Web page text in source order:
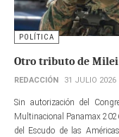
POLÍTICA
Otro tributo de
REDACCIÓN 31 JULIO 2026
Sin autorización del
Multinacional Panamax
del Escudo de las